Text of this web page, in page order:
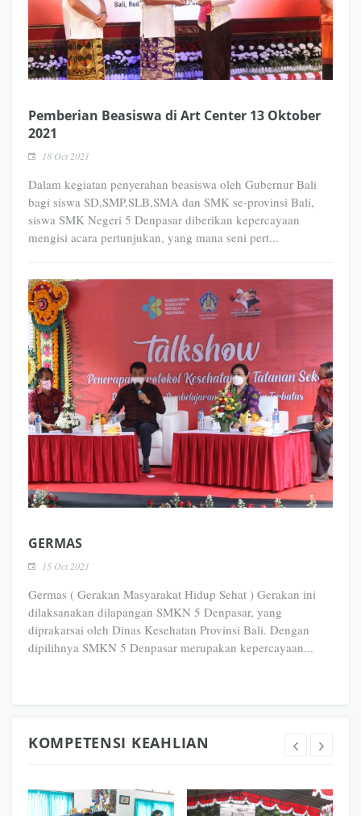
Pemberian Beasiswa di Art Center 13 Oktober
2021
18 Oct 2021
Dalam kegiatan penyerahan beasiswa oleh Gubernur Bali
bagi siswa SD,SMP,SLB,SMA dan SMK se-provinsi Bali,
siswa SMK Negeri 5 Denpasar diberikan kepercayaan
mengisi acara pertunjukan, yang mana seni pert...
GERMAS
15 Oct 2021
Germas ( Gerakan Masyarakat Hidup Sehat ) Gerakan ini
dilaksanakan dilapangan SMKN 5 Denpasar, yang
diprakarsai oleh Dinas Kesehatan Provinsi Bali. Dengan
dipilihnya SMKN 5 Denpasar merupakan kepercayaan...
KOMPETENSI KEAHLIAN